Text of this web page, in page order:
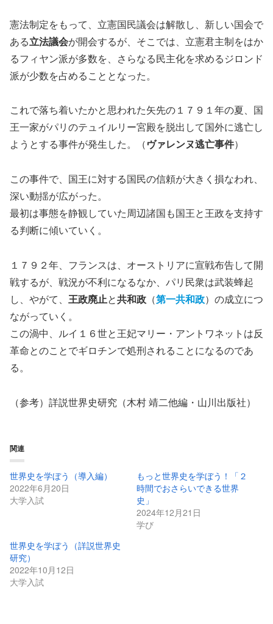
憲法制定をもって、立憲国民議会は解散し、新しい国会で
ある立法議会が開会するが、そこでは、立憲君主制をはか
るフィヤン派が多数を、さらなる民主化を求めるジロンド
派が少数を占めることとなった。
これで落ち着いたかと思われた矢先の１７９１年の夏、国
王一家がパリのテュイルリー宮殿を脱出して国外に逃亡し
ようとする事件が発生した。（ヴァレンヌ逃亡事件）
この事件で、国王に対する国民の信頼が大きく損なわれ、
深い動揺が広がった。
最初は事態を静観していた周辺諸国も国王と王政を支持す
る判断に傾いていく。
１７９２年、フランスは、オーストリアに宣戦布告して開
戦するが、戦況が不利になるなか、パリ民衆は武装蜂起
し、やがて、 王政廃止と共和政 （第一共和政）の成立につ
ながっていく。
この渦中、ルイ１６世と王妃マリー・アントワネットは反
革命とのことでギロチンで処刑されることになるのであ
る。
（参考）詳説世界史研究（木村 靖二他編・山川出版社）
関連
世界史を学ぼう（導入編）
2022年6月20日
大学入試
もっと世界史を学ぼう！「２
時間でおさらいできる世界
史」
2024年12月21日
学び
世界史を学ぼう（詳説世界史
研究）
2022年10月12日
大学入試